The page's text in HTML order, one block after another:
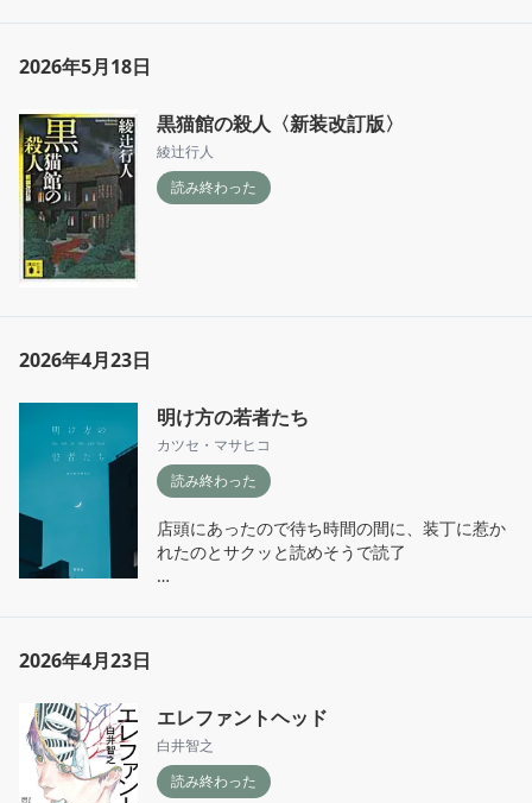
2026年5月18日
黒猫館の殺人〈新装改訂版〉
綾辻行人
読み終わった
2026年4月23日
明け方の若者たち
カツセ・マサヒコ
読み終わった
店頭にあったので待ち時間の間に、装丁に惹か
れたのとサクッと読めそうで読了
好きになって誰かと繋がって過ごす時間ってな
んであんなに落ち着いてから振り返ると作り物
っぽくて滑稽なんだろうと思う。渦中にいる時
は踊り出したくなるぐらい浮かれているのにな
2026年4月23日
エレファントヘッド
白井智之
読み終わった